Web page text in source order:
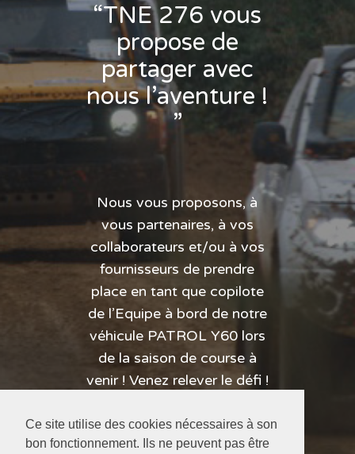
Ce site utilise des cookies nécessaires à son
bon fonctionnement. Ils ne peuvent pas être
“TNE 276 vous
propose de
partager avec
nous l’aventure !
”
Nous vous proposons, à
vous partenaires, à vos
collaborateurs et/ou à vos
fournisseurs de prendre
place en tant que copilote
de l’Equipe à bord de notre
véhicule PATROL Y60 lors
de la saison de course à
venir ! Venez relever le défi !
En savoir plus